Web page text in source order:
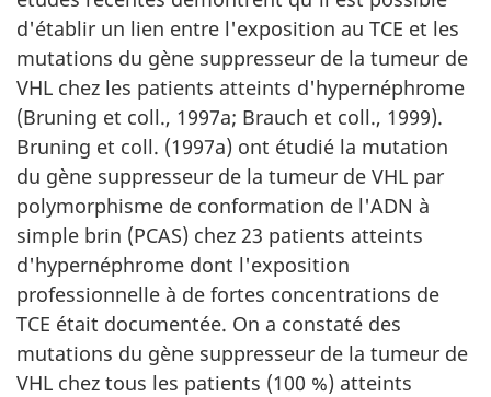
d'établir un lien entre l'exposition au TCE et les
mutations du gène suppresseur de la tumeur de
VHL chez les patients atteints d'hypernéphrome
(Bruning et coll., 1997a; Brauch et coll., 1999).
Bruning et coll. (1997a) ont étudié la mutation
du gène suppresseur de la tumeur de VHL par
polymorphisme de conformation de l'ADN à
simple brin (PCAS) chez 23 patients atteints
d'hypernéphrome dont l'exposition
professionnelle à de fortes concentrations de
TCE était documentée. On a constaté des
mutations du gène suppresseur de la tumeur de
VHL chez tous les patients (100 %) atteints